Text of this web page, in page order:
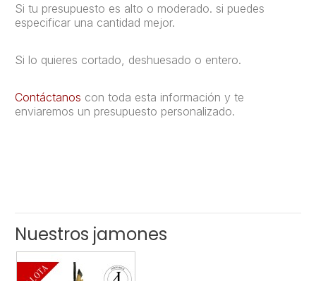
Si tu presupuesto es alto o moderado. si puedes
especificar una cantidad mejor.
Si lo quieres cortado, deshuesado o entero.
Contáctanos con toda esta información y te
enviaremos un presupuesto personalizado.
Nuestros jamones